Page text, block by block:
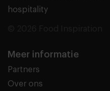
hospitality
Meer informatie
Partners
Over ons